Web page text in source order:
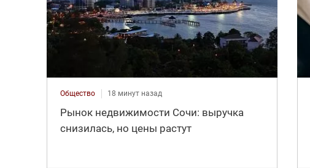
Общество 18 минут назад
Рынок недвижимости Сочи: выручка
снизилась, но цены растут